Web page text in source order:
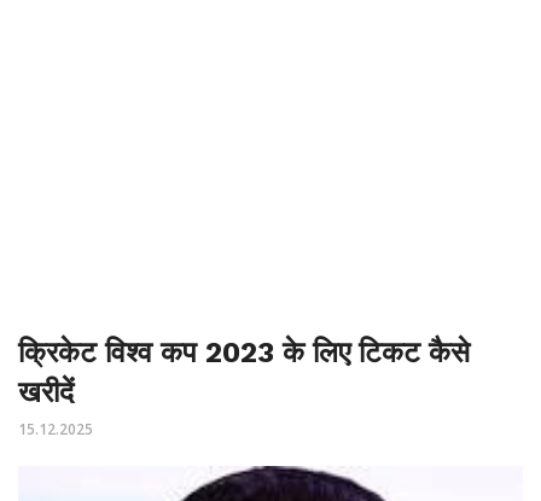
क्रिकेट विश्व कप 2023 के लिए टिकट कैसे
खरीदें
15.12.2025